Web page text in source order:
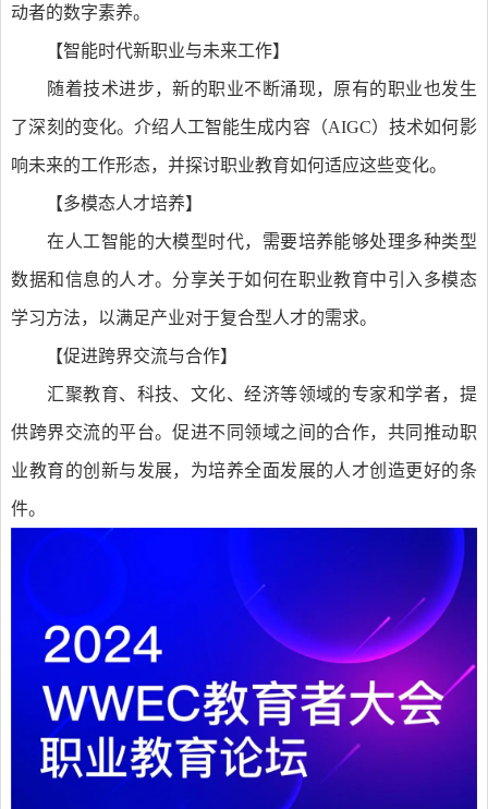
动者的数字素养。
【智能时代新职业与未来工作】
随着技术进步，新的职业不断涌现，原有的职业也发生
了深刻的变化。介绍人工智能生成内容（AIGC）技术如何影
响未来的工作形态，并探讨职业教育如何适应这些变化。
【多模态人才培养】
在人工智能的大模型时代，需要培养能够处理多种类型
数据和信息的人才。分享关于如何在职业教育中引入多模态
学习方法，以满足产业对于复合型人才的需求。
【促进跨界交流与合作】
汇聚教育、科技、文化、经济等领域的专家和学者，提
供跨界交流的平台。促进不同领域之间的合作，共同推动职
业教育的创新与发展，为培养全面发展的人才创造更好的条
件。